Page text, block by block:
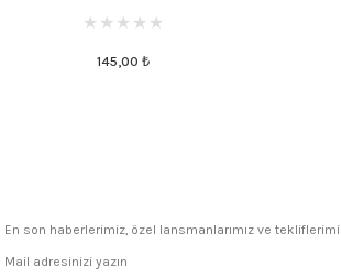
145,00 ₺
En son haberlerimiz, özel lansmanlarımız ve